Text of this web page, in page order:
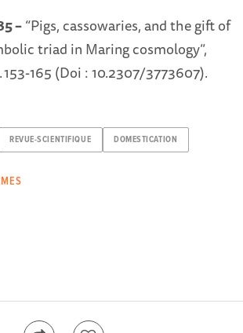
–“Pigs, cassowaries, and the gift of
triad in Maring cosmology”,
153-165 (Doi : 10.2307/3773607).
REVUE-SCIENTIFIQUE DOMESTICATION